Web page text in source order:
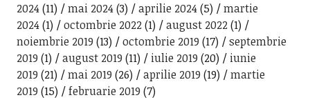
2024(11) mai 2024(3) aprilie 2024(5)
martie
2024(1) octombrie 2022(1) august 2022(1)
noiembrie 2019 (13) octombrie 2019 (17)
septembrie
2019 (1) august 2019 (11) iulie 2019 (20)
iunie
2019 (21) mai 2019 (26) aprilie 2019 (19)
martie
2019 (15) februarie 2019 (7)